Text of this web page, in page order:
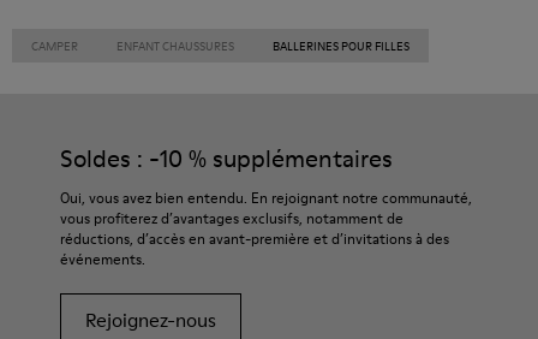
CAMPER ENFANT CHAUSSURES BALLERINES POUR FILLES
Soldes : -10 % supplémentaires
Oui, vous avez bien entendu. En rejoignant notre communauté,
vous profiterez d’avantages exclusifs, notamment de
réductions, d’accès en avant-première et d’invitations à des
événements.
Rejoignez-nous